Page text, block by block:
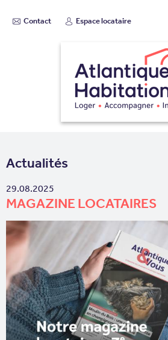
Contact Espace locataire
Actualités
29.08.2025
MAGAZINE LOCATAIRES